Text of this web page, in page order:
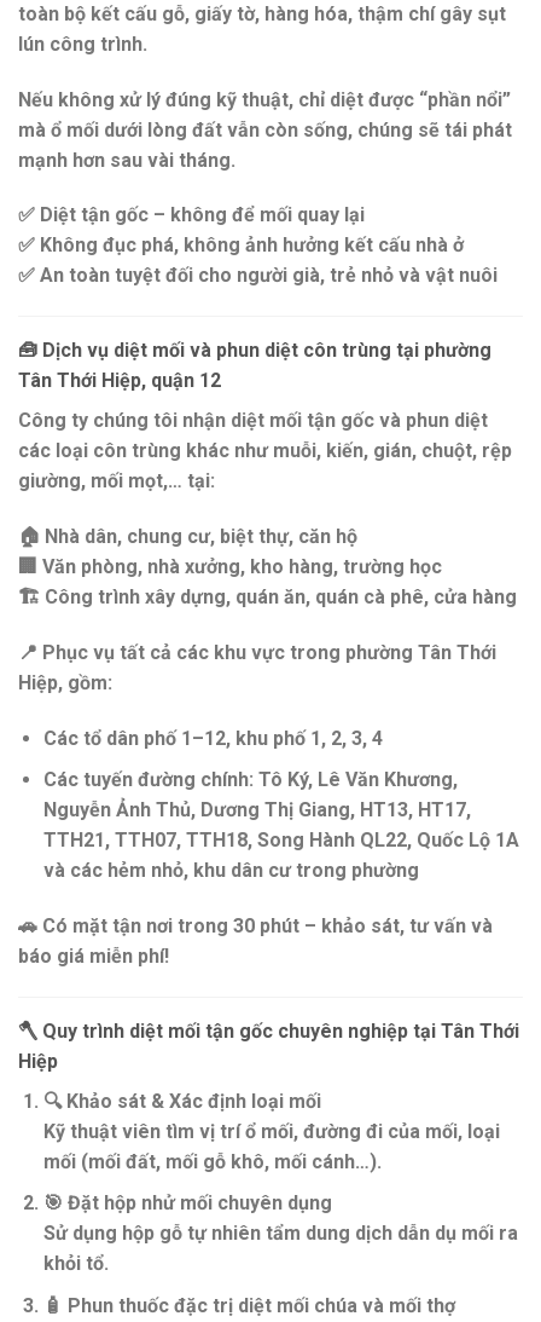
toàn bộ kết cấu gỗ, giấy tờ, hàng hóa, thậm chí gây sụt
lún công trình.
Nếu không xử lý đúng kỹ thuật, chỉ diệt được “phần nổi”
mà ổ mối dưới lòng đất vẫn còn sống, chúng sẽ tái phát
mạnh hơn sau vài tháng.
✅ Diệt tận gốc – không để mối quay lại
✅ Không đục phá, không ảnh hưởng kết cấu nhà ở
✅ An toàn tuyệt đối cho người già, trẻ nhỏ và vật nuôi
🧰 Dịch vụ diệt mối và phun diệt côn trùng tại phường
Tân Thới Hiệp, quận 12
Công ty chúng tôi nhận diệt mối tận gốc và phun diệt
các loại côn trùng khác như muỗi, kiến, gián, chuột, rệp
giường, mối mọt,… tại:
🏠 Nhà dân, chung cư, biệt thự, căn hộ
🏢 Văn phòng, nhà xưởng, kho hàng, trường học
🏗️ Công trình xây dựng, quán ăn, quán cà phê, cửa hàng
📍 Phục vụ tất cả các khu vực trong phường Tân Thới
Hiệp, gồm:
Các tổ dân phố 1–12, khu phố 1, 2, 3, 4
Các tuyến đường chính: Tô Ký, Lê Văn Khương,
Nguyễn Ảnh Thủ, Dương Thị Giang, HT13, HT17,
TTH21, TTH07, TTH18, Song Hành QL22, Quốc Lộ 1A
và các hẻm nhỏ, khu dân cư trong phường
🚗 Có mặt tận nơi trong 30 phút – khảo sát, tư vấn và
báo giá miễn phí!
🪓 Quy trình diệt mối tận gốc chuyên nghiệp tại Tân Thới
Hiệp
🔍 Khảo sát & Xác định loại mối
Kỹ thuật viên tìm vị trí ổ mối, đường đi của mối, loại
mối (mối đất, mối gỗ khô, mối cánh…).
🎯 Đặt hộp nhử mối chuyên dụng
Sử dụng hộp gỗ tự nhiên tẩm dung dịch dẫn dụ mối ra
khỏi tổ.
🧴 Phun thuốc đặc trị diệt mối chúa và mối thợ